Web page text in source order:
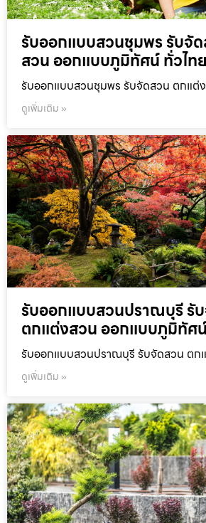
รับออกแบบสวนชุมพร รับจั
สวน ออกแบบภูมิทัศน์ ทั่วไทย
รับออกแบบสวนชุมพร รับจัดสวน ตกแต่
ดูเพิ่มเติม »
รับออกแบบสวนปราณบุรี รั
ตกแต่งสวน ออกแบบภูมิทัศ
รับออกแบบสวนปราณบุรี รับจัดสวน ตก
ดูเพิ่มเติม »